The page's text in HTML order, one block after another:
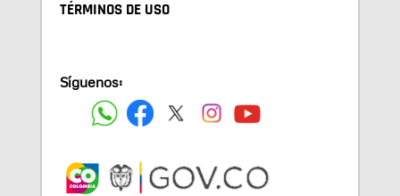
TÉRMINOS DE USO
Síguenos: